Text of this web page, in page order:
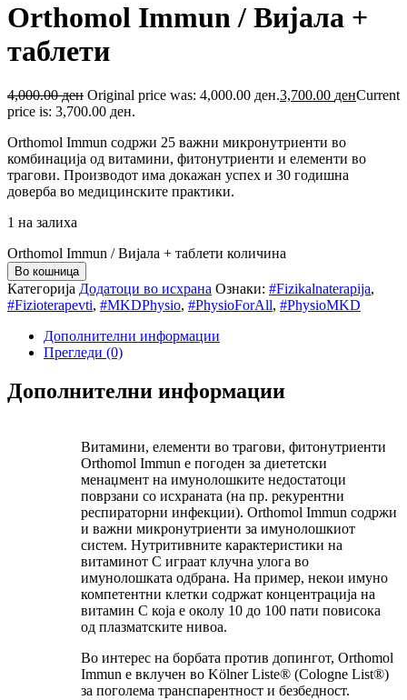
Orthomol Immun / Вијала +
таблети
4,000.00ден Original price was: 4,000.00 ден.3,700.00 денCurrent
price is: 3,700.00 ден.
Orthomol Immun содржи 25 важни микронутриенти во
комбинација од витамини, фитонутриенти и елементи во
трагови. Производот има докажан успех и 30 годишна
доверба во медицинските практики.
1 на залиха
Orthomol Immun / Вијала + таблети количина
Во кошница
Категорија Додатоци во исхрана Ознаки: #Fizikalnaterapija,
#Fizioterapevti, #MKDPhysio, #PhysioForAll, #PhysioMKD
Дополнителни информации
Прегледи (0)
Дополнителни информации
Витамини, елементи во трагови, фитонутриенти
Orthomol Immun е погоден за диететски
менаџмент на имунолошките недостатоци
поврзани со исхраната (на пр. рекурентни
респираторни инфекции). Orthomol Immun содржи
и важни микронутриенти за имунолошкиот
систем. Нутритивните карактеристики на
витаминот C играат клучна улога во
имунолошката одбрана. На пример, некои имуно
компетентни клетки содржат концентрација на
витамин C која е околу 10 до 100 пати повисока
од плазматските нивоа.
Во интерес на борбата против допингот, Orthomol
Immun е вклучен во Kölner Liste® (Cologne List®)
за поголема транспарентност и безбедност.